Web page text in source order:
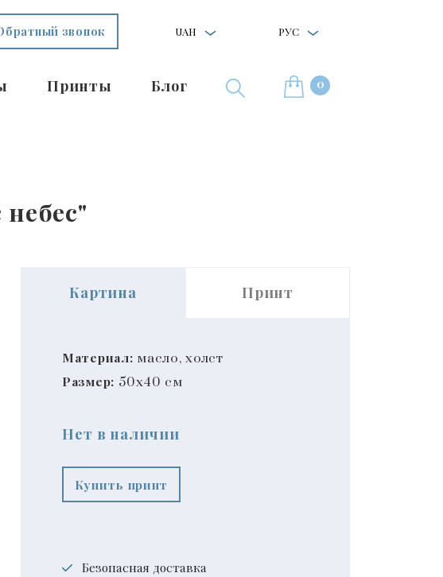
звонок UAH РУС
Принты Блог 0
Картина Принт
Материал: масло, холст
Размер: 50x40 см
Нет в наличии
Купить принт
Безопасная доставка